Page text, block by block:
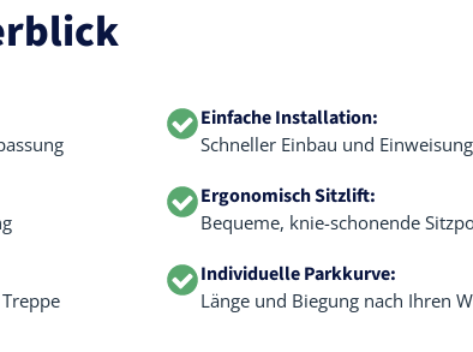
Einfache Installation:
Schneller Einbau und
Ergonomisch Sitzlift:
Bequeme, knie-schonende
Individuelle Parkkurve:
Länge und Biegung nach Ihren